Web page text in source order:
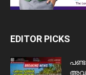
EDITOR PICKS